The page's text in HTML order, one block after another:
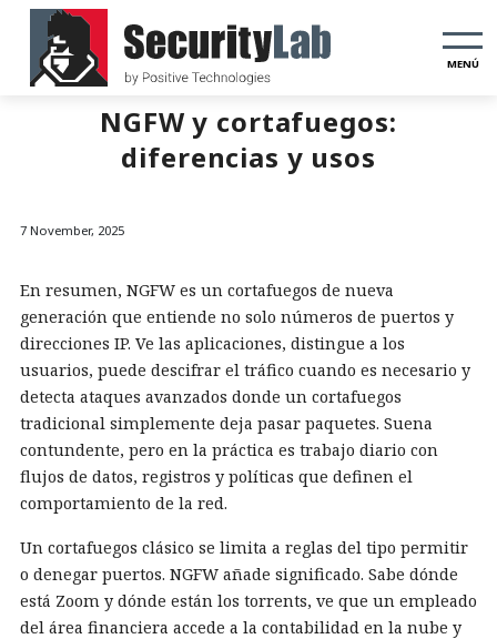
MENÚ
NGFW y cortafuegos:
diferencias y usos
7 November, 2025
En resumen, NGFW es un cortafuegos de nueva
generación que entiende no solo números de puertos y
direcciones IP. Ve las aplicaciones, distingue a los
usuarios, puede descifrar el tráfico cuando es necesario y
detecta ataques avanzados donde un cortafuegos
tradicional simplemente deja pasar paquetes. Suena
contundente, pero en la práctica es trabajo diario con
flujos de datos, registros y políticas que definen el
comportamiento de la red.
Un cortafuegos clásico se limita a reglas del tipo permitir
o denegar puertos. NGFW añade significado. Sabe dónde
está Zoom y dónde están los torrents, ve que un empleado
del área financiera accede a la contabilidad en la nube y